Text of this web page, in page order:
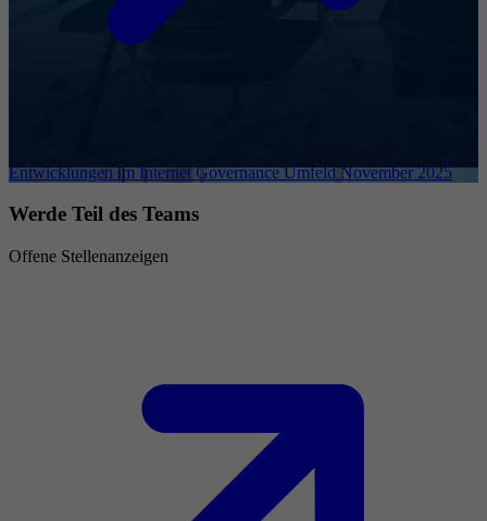
Entwicklungen im Internet Governance Umfeld November 2025
Werde Teil des Teams
Offene Stellenanzeigen